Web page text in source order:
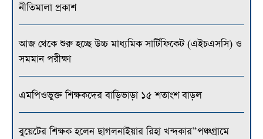
নীতিমালা প্রকাশ
আজ থেকে শুরু হচ্ছে উচ্চ মাধ্যমিক সার্টিফিকেট (এইচএসসি) ও
সমমান পরীক্ষা
এমপিওভুক্ত শিক্ষকদের বাড়িভাড়া ১৫ শতাংশ বাড়ল
বুয়েটের শিক্ষক হলেন ছাগলনাইয়ার রিহা খন্দকার”পঞ্চগ্রামে